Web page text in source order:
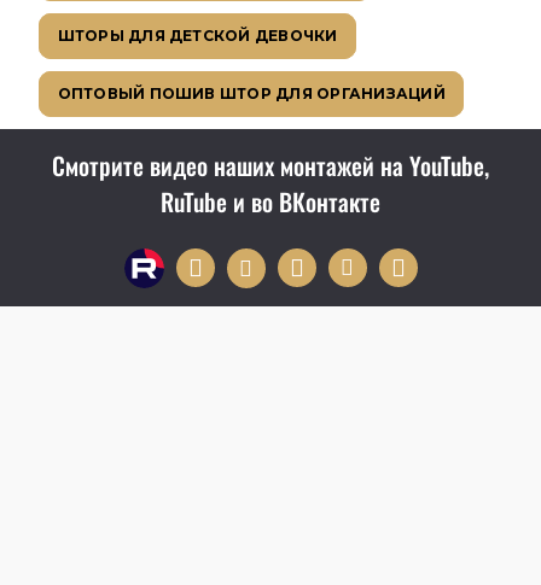
ШТОРЫ ДЛЯ ДЕТСКОЙ ДЕВОЧКИ
ОПТОВЫЙ ПОШИВ ШТОР ДЛЯ ОРГАНИЗАЦИЙ
Смотрите видео наших монтажей на YouTube,
RuTube и во ВКонтакте